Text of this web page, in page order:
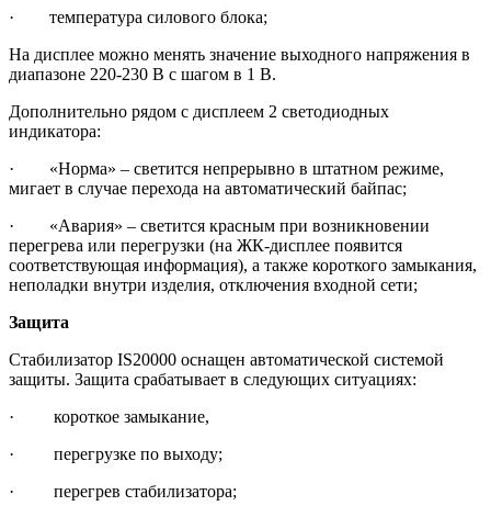
· температура силового блока;
На дисплее можно менять значение выходного напряжения в
диапазоне 220-230 В с шагом в 1 В.
Дополнительно рядом с дисплеем 2 светодиодных
индикатора:
· «Норма» – светится непрерывно в штатном режиме,
мигает в случае перехода на автоматический байпас;
· «Авария» – светится красным при возникновении
перегрева или перегрузки (на ЖК-дисплее появится
соответствующая информация), а также короткого замыкания,
неполадки внутри изделия, отключения входной сети;
Защита
Стабилизатор IS20000 оснащен автоматической системой
защиты. Защита срабатывает в следующих ситуациях:
· короткое замыкание,
· перегрузке по выходу;
· перегрев стабилизатора;